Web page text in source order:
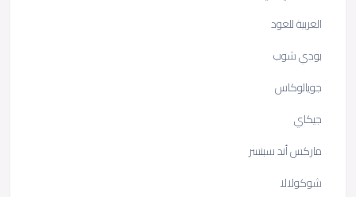
العربية للعود
بودي شوب
جويالوكاس
جيكاي
ماركس أند سبنسر
شوكولالا